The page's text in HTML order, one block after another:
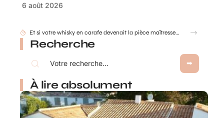
6 août 2026
Et si votre whisky en carafe devenait la pièce maîtresse de votre salon ?
Recherche
À lire absolument